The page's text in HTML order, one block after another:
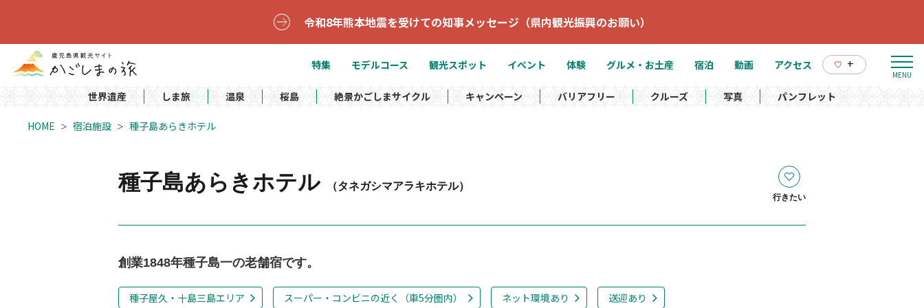
令和8年熊本地震を受けての知事メッセージ（県内観光振興のお願い）
特集 モデルコース 観光スポット イベント 体験 グルメ・お土産 宿泊 動画 アクセス +
世界遺産 しま旅 温泉 桜島 絶景かごしまサイクル キャンペーン バリアフリー クルーズ 写真 パンフレット
HOME 宿泊施設 種子島あらきホテル
種子島あらきホテル （タネガシマアラキホテル）
行きたい
創業1848年種子島一の老舗宿です。
種子屋久・十島三島エリア スーパー・コンビニの近く（車5分圏内） ネット環境あり 送迎あり